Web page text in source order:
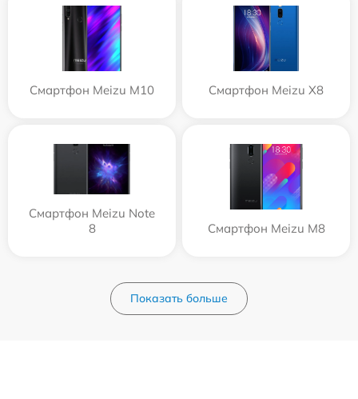
Смартфон Meizu M10 Смартфон Meizu X8
Смартфон Meizu Note
8
Смартфон Meizu M8
Показать больше